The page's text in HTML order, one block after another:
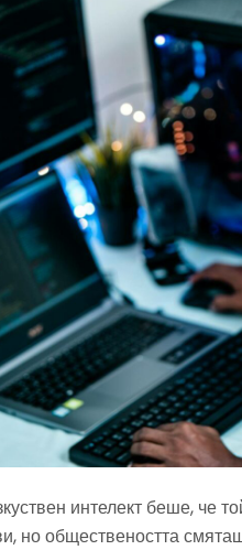
интелект беше, че
но обществеността